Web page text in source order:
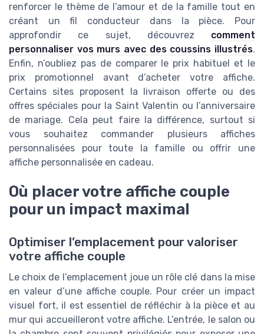
renforcer le thème de l’amour et de la famille tout en
créant un fil conducteur dans la pièce. Pour
approfondir ce sujet, découvrez comment
personnaliser vos murs avec des coussins illustrés.
Enfin, n’oubliez pas de comparer le prix habituel et le
prix promotionnel avant d’acheter votre affiche.
Certains sites proposent la livraison offerte ou des
offres spéciales pour la Saint Valentin ou l’anniversaire
de mariage. Cela peut faire la différence, surtout si
vous souhaitez commander plusieurs affiches
personnalisées pour toute la famille ou offrir une
affiche personnalisée en cadeau.
Où placer votre affiche couple
pour un impact maximal
Optimiser l’emplacement pour valoriser
votre affiche couple
Le choix de l’emplacement joue un rôle clé dans la mise
en valeur d’une affiche couple. Pour créer un impact
visuel fort, il est essentiel de réfléchir à la pièce et au
mur qui accueilleront votre affiche. L’entrée, le salon ou